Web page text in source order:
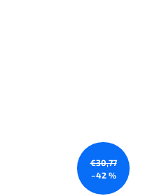
€30,77
–42 %